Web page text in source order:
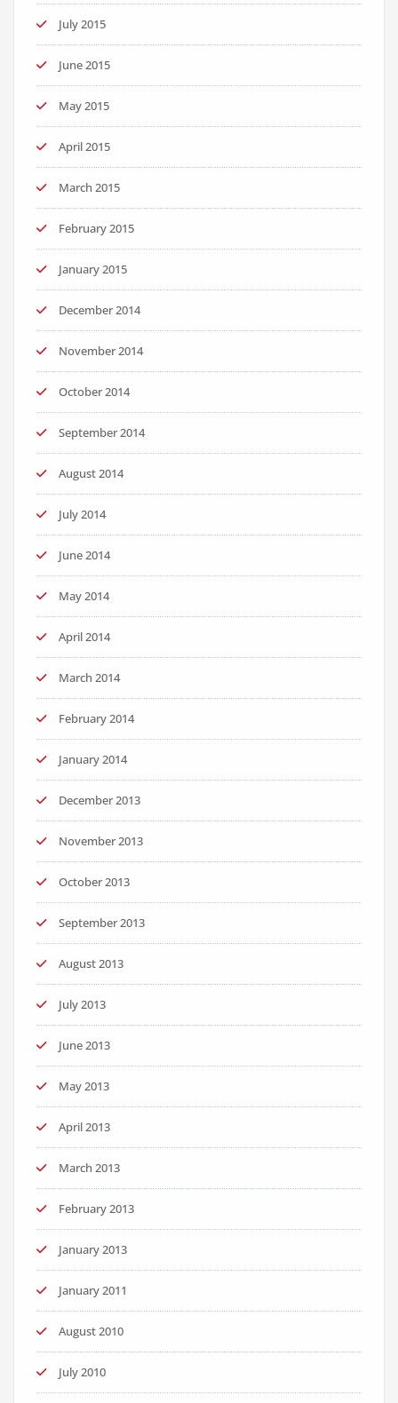
July 2015
June 2015
May 2015
April 2015
March 2015
February 2015
January 2015
December 2014
November 2014
October 2014
September 2014
August 2014
July 2014
June 2014
May 2014
April 2014
March 2014
February 2014
January 2014
December 2013
November 2013
October 2013
September 2013
August 2013
July 2013
June 2013
May 2013
April 2013
March 2013
February 2013
January 2013
January 2011
August 2010
July 2010